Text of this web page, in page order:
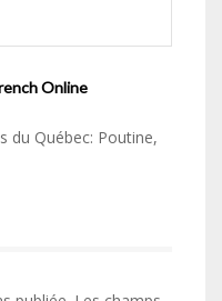
Online
du Québec: Poutine,